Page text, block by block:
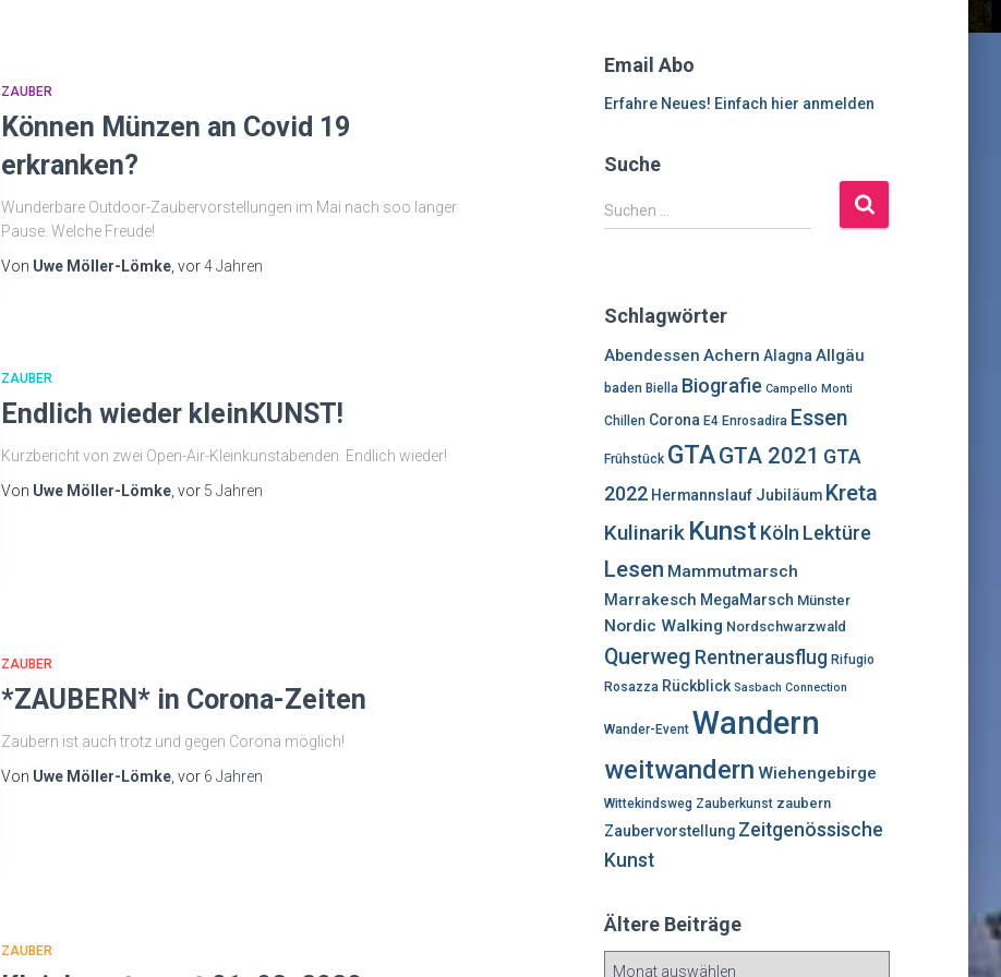
ZAUBER
Können Münzen an Covid 19
erkranken?
Wunderbare Outdoor-Zaubervorstellungen im Mai nach soo langer
Pause. Welche Freude!
Von Uwe Möller-Lömke , vor4 Jahren
ZAUBER
Endlich wieder kleinKUNST!
Kurzbericht von zwei Open-Air-Kleinkunstabenden. Endlich wieder!
Von Uwe Möller-Lömke , vor 5 Jahren
ZAUBER
*ZAUBERN* in Corona-Zeiten
Zaubern ist auch trotz und gegen Corona möglich!
Von Uwe Möller-Lömke, vor 6 Jahren
ZAUBER
Email Abo
Erfahre Neues! Einfach hier anmelden
Suche
S
u
n
n
c
h
Suchen …
Schlagwörter
Abendessen Achern Alagna Allgäu
baden Biella Biografie Campello Monti
Chillen Corona E4 Enrosadira Essen
Frühstück GTAGTA 2021 GTA
2022 Hermannslauf Jubiläum Kreta
Kulinarik Kunst Köln Lektüre
Lesen Mammutmarsch
Marrakesch MegaMarsch Münster
Nordic Walking Nordschwarzwald
Querweg Rentnerausflug Rifugio
Rosazza Rückblick Sasbach Connection
Wander-Event Wandern
weitwandern Wiehengebirge
Wittekindsweg Zauberkunst zaubern
Zaubervorstellung Zeitgenössische
Kunst
Ältere Beiträge